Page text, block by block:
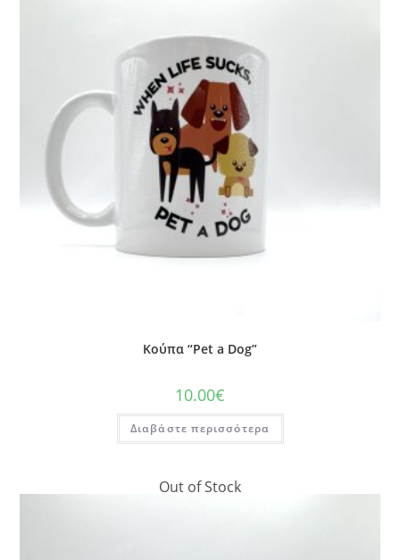
Κούπα “Pet a Dog”
10.00€
Διαβάστε περισσότερα
Out of Stock